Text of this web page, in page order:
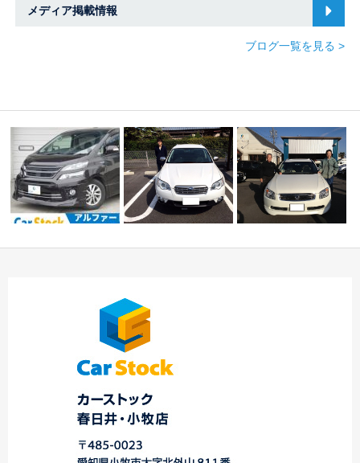
メディア掲載情報
ブログ一覧を見る >
介です！！☆